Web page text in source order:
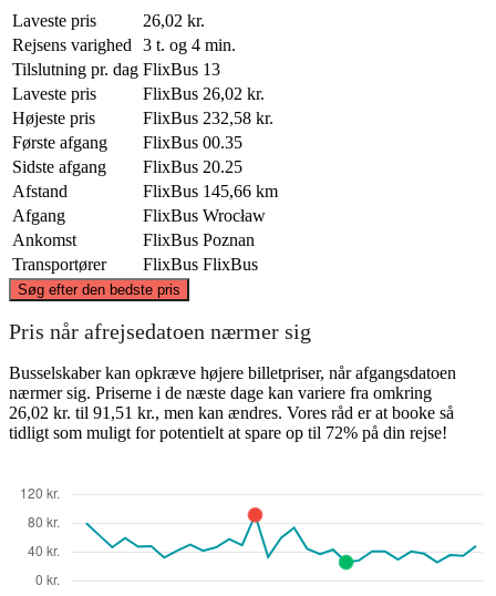
Laveste pris
26,02 kr.
Rejsens varighed
3 t. og 4 min.
Tilslutning pr. dag FlixBus 13
Laveste pris
FlixBus 26,02 kr.
Højeste pris
FlixBus 232,58 kr.
Første afgang
FlixBus 00.35
Sidste afgang
FlixBus 20.25
Afstand
FlixBus 145,66 km
Afgang
FlixBus Wrocław
Ankomst
FlixBus Poznan
Transportører
FlixBus FlixBus
Søg efter den bedste pris
Wrocław
©
Pris når afrejsedatoen nærmer sig
Busselskaber kan opkræve højere billetpriser, når afgangsdatoen
nærmer sig. Priserne i de næste dage kan variere fra omkring
26,02 kr. til 91,51 kr., men kan ændres. Vores råd er at booke så
tidligt som muligt for potentielt at spare op til 72% på din rejse!